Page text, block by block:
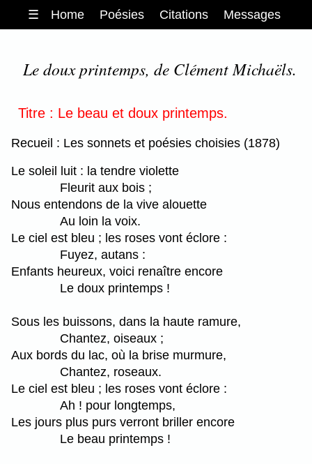
☰ Home Poésies Citations Messages
Le doux printemps, de Clément Michaëls.
Titre : Le beau et doux printemps.
Recueil : Les sonnets et poésies choisies (1878)
Le soleil luit : la tendre violette
Fleurit aux bois ;
Nous entendons de la vive alouette
Au loin la voix.
Le ciel est bleu ; les roses vont éclore :
Fuyez, autans :
Enfants heureux, voici renaître encore
Le doux printemps !
Sous les buissons, dans la haute ramure,
Chantez, oiseaux ;
Aux bords du lac, où la brise murmure,
Chantez, roseaux.
Le ciel est bleu ; les roses vont éclore :
Ah ! pour longtemps,
Les jours plus purs verront briller encore
Le beau printemps !